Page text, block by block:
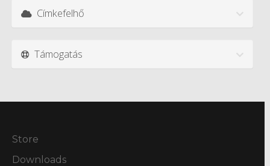
Címkefelhő
Támogatás
Store
Downloads